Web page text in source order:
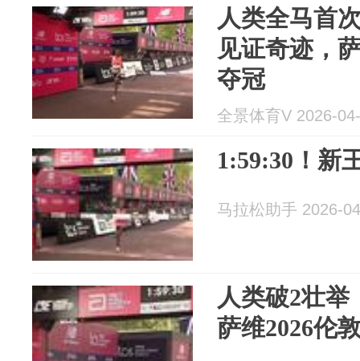
人类全马首
见证奇迹，
夺冠
全景体育V 2026-
1:59:30！新
马拉松助手 2026-
人类破2壮举
萨维2026伦